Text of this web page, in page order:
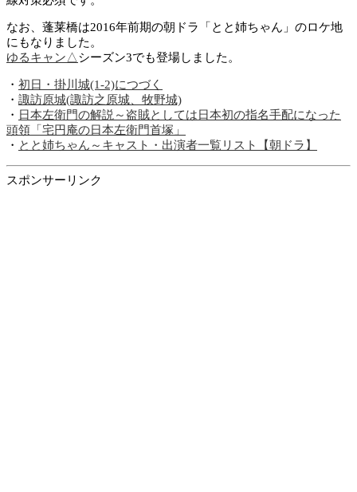
なお、蓬莱橋は2016年前期の朝ドラ「とと姉ちゃん」のロケ地
にもなりました。
ゆるキャン△シーズン3でも登場しました。
・ 初日・掛川城(1-2)につづく
・ 諏訪原城(諏訪之原城、牧野城)
・ 日本左衛門の解説～盗賊としては日本初の指名手配になった
頭領「宅円庵の日本左衛門首塚」
・ とと姉ちゃん～キャスト・出演者一覧リスト【朝ドラ】
スポンサーリンク